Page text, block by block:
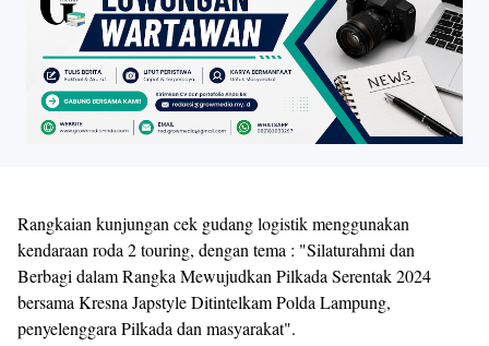
Rangkaian kunjungan cek gudang logistik menggunakan
kendaraan roda 2 touring, dengan tema : "Silaturahmi dan
Berbagi dalam Rangka Mewujudkan Pilkada Serentak 2024
bersama Kresna Japstyle Ditintelkam Polda Lampung,
penyelenggara Pilkada dan masyarakat".